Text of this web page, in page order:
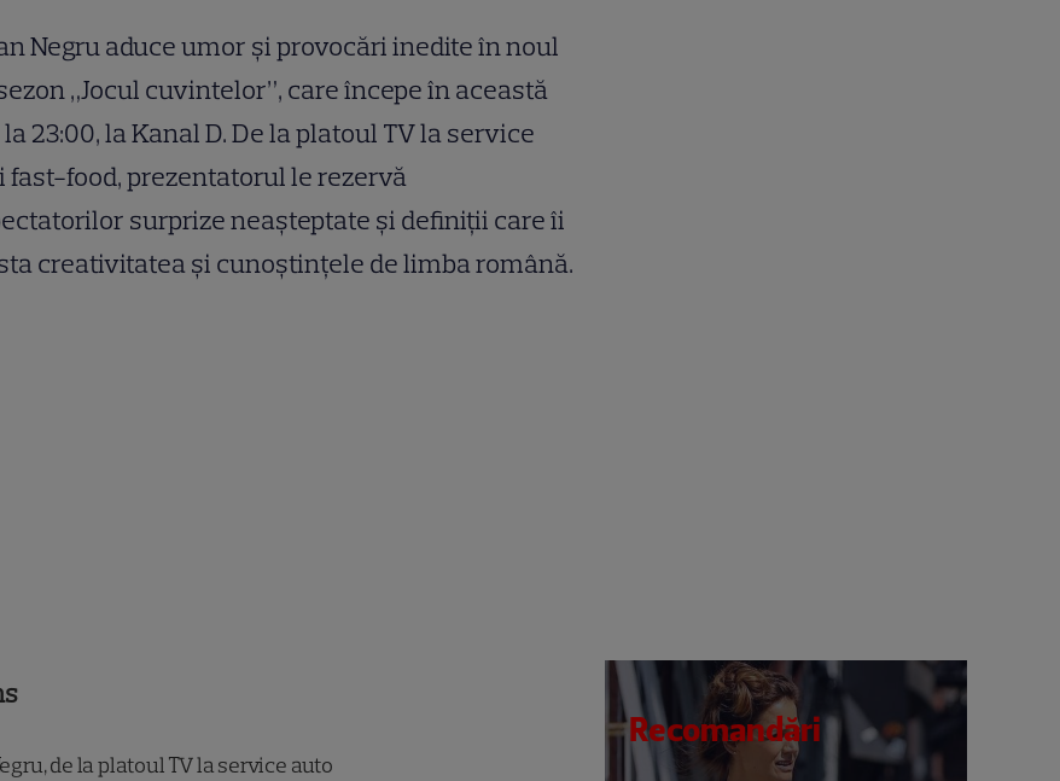
Negru aduce umor și provocări inedite în noul
„Jocul cuvintelor”, care începe în această
23:00, la Kanal D. De la platoul TV la service
fast-food, prezentatorul le rezervă
surprize neașteptate și definiții care îi
creativitatea și cunoștințele de limba română.
de la platoul TV la service auto
Recomandări